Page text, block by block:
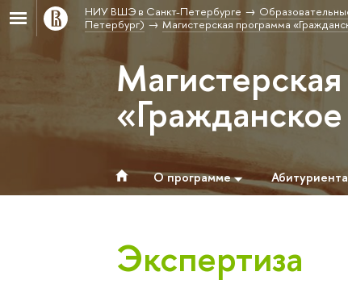
НИУ ВШЭ в Санкт-Петербурге
Петербург)
Магистерская программа
О программе
Экспертиза